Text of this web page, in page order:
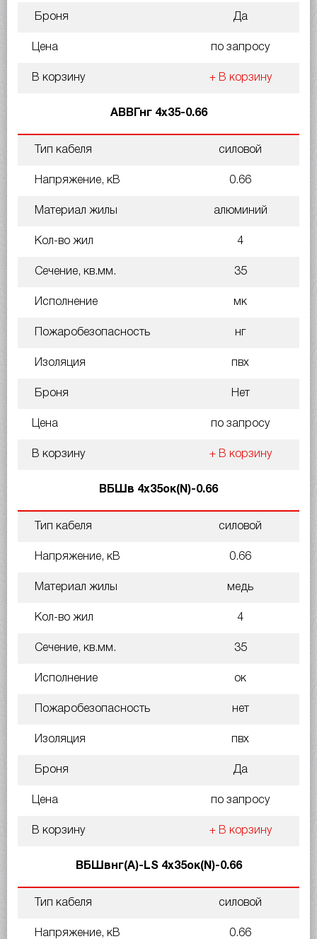
Броня Да
Цена по запросу
В корзину + В корзину
АВВГнг 4х35-0.66
Тип кабеля силовой
Напряжение, кВ 0.66
Материал жилы алюминий
Кол-во жил 4
Сечение, кв.мм. 35
Исполнение мк
Пожаробезопасность нг
Изоляция пвх
Броня Нет
Цена по запросу
В корзину + В корзину
ВБШв 4х35ок(N)-0.66
Тип кабеля силовой
Напряжение, кВ 0.66
Материал жилы медь
Кол-во жил 4
Сечение, кв.мм. 35
Исполнение ок
Пожаробезопасность нет
Изоляция пвх
Броня Да
Цена по запросу
В корзину + В корзину
ВБШвнг(A)-LS 4х35ок(N)-0.66
Тип кабеля силовой
Напряжение, кВ 0.66